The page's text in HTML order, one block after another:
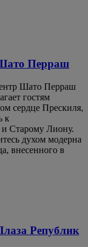
Перраш
Шато Перраш
гостям
сердце Прескиля,
к
Старому Лиону.
духом модерна
внесенного в
Републик